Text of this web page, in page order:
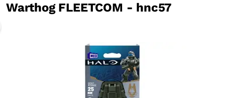
Warthog FLEETCOM - hnc57